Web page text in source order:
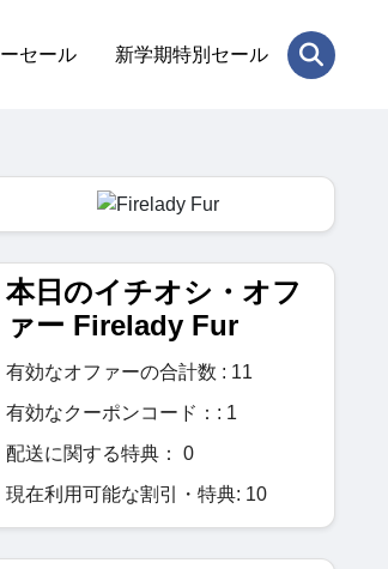
セール 新学期特別セール
本日のイチオシ・オフ
ァー Firelady Fur
有効なオファーの合計数 : 11
有効なクーポンコード：: 1
配送に関する特典： 0
現在利用可能な割引・特典: 10